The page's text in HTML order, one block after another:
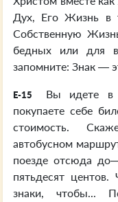
Дух, Его Жизнь в
Собственную
бедных или для
запомните: Знак —
E-15
Вы идете в
покупаете себе
стоимость.
автобусном
поезде отсюда
пятьдесят
знаки, чтобы...